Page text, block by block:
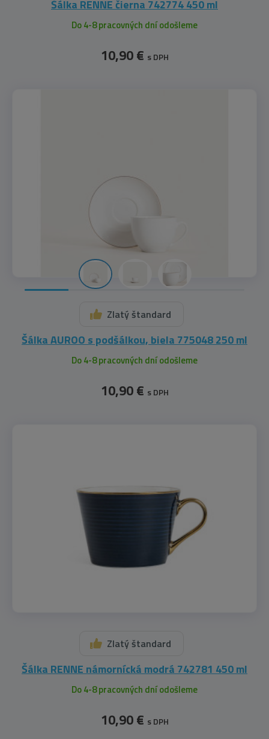
Šálka RENNE čierna 742774 450 ml
Do 4-8 pracovných dní odošleme
10,90 € s DPH
Zlatý štandard
Šálka AUROO s podšálkou, biela 775048 250 ml
Do 4-8 pracovných dní odošleme
10,90 € s DPH
Zlatý štandard
Šálka RENNE námornícká modrá 742781 450 ml
Do 4-8 pracovných dní odošleme
10,90 € s DPH